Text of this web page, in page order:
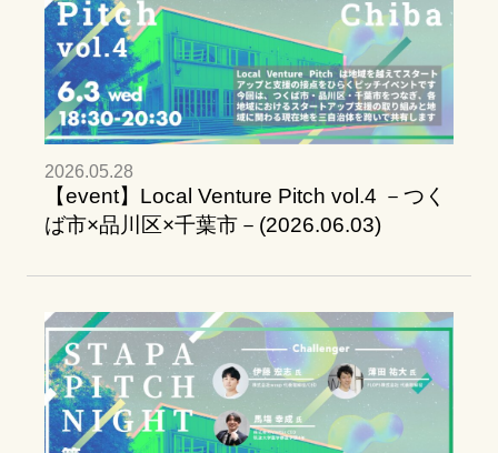
2026.05.28
【event】Local Venture Pitch vol.4 －つく
ば市×品川区×千葉市－(2026.06.03)